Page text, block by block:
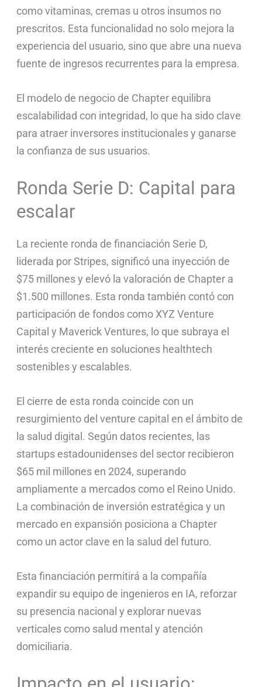
como vitaminas, cremas u otros insumos no
prescritos. Esta funcionalidad no solo mejora la
experiencia del usuario, sino que abre una nueva
fuente de ingresos recurrentes para la empresa.
El modelo de negocio de Chapter equilibra
escalabilidad con integridad, lo que ha sido clave
para atraer inversores institucionales y ganarse
la confianza de sus usuarios.
Ronda Serie D: Capital para
escalar
La reciente ronda de financiación Serie D,
liderada por Stripes, significó una inyección de
$75 millones y elevó la valoración de Chapter a
$1.500 millones. Esta ronda también contó con
participación de fondos como XYZ Venture
Capital y Maverick Ventures, lo que subraya el
interés creciente en soluciones healthtech
sostenibles y escalables.
El cierre de esta ronda coincide con un
resurgimiento del venture capital en el ámbito de
la salud digital. Según datos recientes, las
startups estadounidenses del sector recibieron
$65 mil millones en 2024, superando
ampliamente a mercados como el Reino Unido.
La combinación de inversión estratégica y un
mercado en expansión posiciona a Chapter
como un actor clave en la salud del futuro.
Esta financiación permitirá a la compañía
expandir su equipo de ingenieros en IA, reforzar
su presencia nacional y explorar nuevas
verticales como salud mental y atención
domiciliaria.